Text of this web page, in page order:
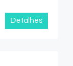
Detalhes